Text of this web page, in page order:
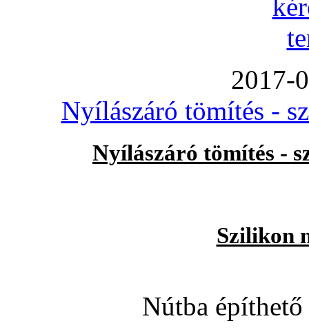
2017-
Nyílászáró tömítés -
Nyílászáró tömítés -
Szilikon
Nútba